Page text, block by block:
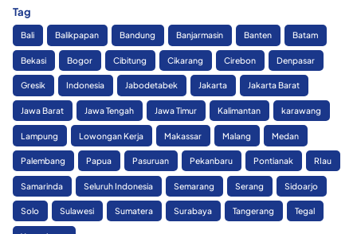
Tag
Bali Balikpapan Bandung Banjarmasin Banten Batam
Bekasi Bogor Cibitung Cikarang Cirebon Denpasar
Gresik Indonesia Jabodetabek Jakarta Jakarta Barat
Jawa Barat Jawa Tengah Jawa Timur Kalimantan karawang
Lampung Lowongan Kerja Makassar Malang Medan
Palembang Papua Pasuruan Pekanbaru Pontianak RIau
Samarinda Seluruh Indonesia Semarang Serang Sidoarjo
Solo Sulawesi Sumatera Surabaya Tangerang Tegal